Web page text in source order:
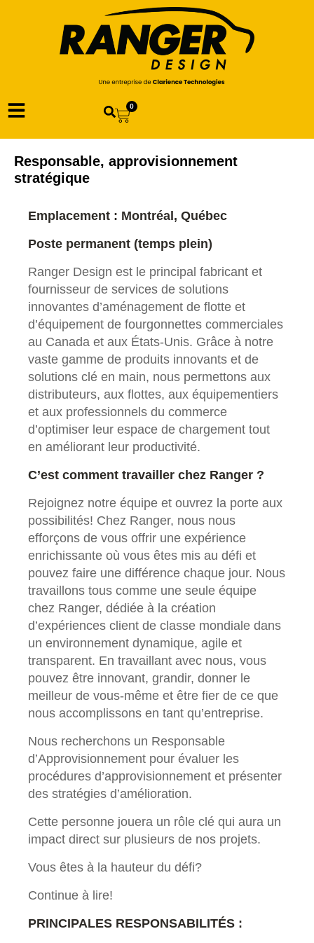
0
Responsable, approvisionnement
stratégique
Emplacement : Montréal, Québec
Poste permanent (temps plein)
Ranger Design est le principal fabricant et
fournisseur de services de solutions
innovantes d’aménagement de flotte et
d’équipement de fourgonnettes commerciales
au Canada et aux États-Unis. Grâce à notre
vaste gamme de produits innovants et de
solutions clé en main, nous permettons aux
distributeurs, aux flottes, aux équipementiers
et aux professionnels du commerce
d’optimiser leur espace de chargement tout
en améliorant leur productivité.
C’est comment travailler chez Ranger ?
Rejoignez notre équipe et ouvrez la porte aux
possibilités! Chez Ranger, nous nous
efforçons de vous offrir une expérience
enrichissante où vous êtes mis au défi et
pouvez faire une différence chaque jour. Nous
travaillons tous comme une seule équipe
chez Ranger, dédiée à la création
d’expériences client de classe mondiale dans
un environnement dynamique, agile et
transparent. En travaillant avec nous, vous
pouvez être innovant, grandir, donner le
meilleur de vous-même et être fier de ce que
nous accomplissons en tant qu’entreprise.
Nous recherchons un Responsable
d’Approvisionnement pour évaluer les
procédures d’approvisionnement et présenter
des stratégies d’amélioration.
Cette personne jouera un rôle clé qui aura un
impact direct sur plusieurs de nos projets.
Vous êtes à la hauteur du défi?
Continue à lire!
PRINCIPALES RESPONSABILITÉS :